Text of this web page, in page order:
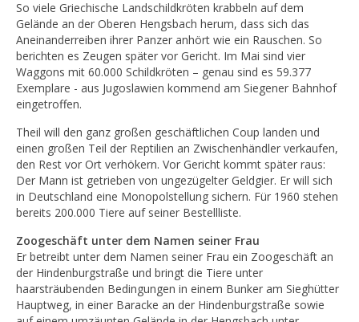
So viele Griechische Landschildkröten krabbeln auf dem
Gelände an der Oberen Hengsbach herum, dass sich das
Aneinanderreiben ihrer Panzer anhört wie ein Rauschen. So
berichten es Zeugen später vor Gericht. Im Mai sind vier
Waggons mit 60.000 Schildkröten – genau sind es 59.377
Exemplare - aus Jugoslawien kommend am Siegener Bahnhof
eingetroffen.
Theil will den ganz großen geschäftlichen Coup landen und
einen großen Teil der Reptilien an Zwischenhändler verkaufen,
den Rest vor Ort verhökern. Vor Gericht kommt später raus:
Der Mann ist getrieben von ungezügelter Geldgier. Er will sich
in Deutschland eine Monopolstellung sichern. Für 1960 stehen
bereits 200.000 Tiere auf seiner Bestellliste.
Zoogeschäft unter dem Namen seiner Frau
Er betreibt unter dem Namen seiner Frau ein Zoogeschäft an
der Hindenburgstraße und bringt die Tiere unter
haarsträubenden Bedingungen in einem Bunker am Sieghütter
Hauptweg, in einer Baracke an der Hindenburgstraße sowie